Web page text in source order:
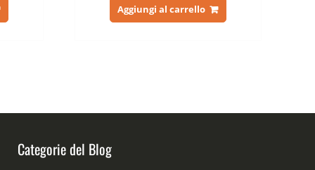
originale
era:
attuale
è:
Aggiungi al carrello
Categorie del Blog